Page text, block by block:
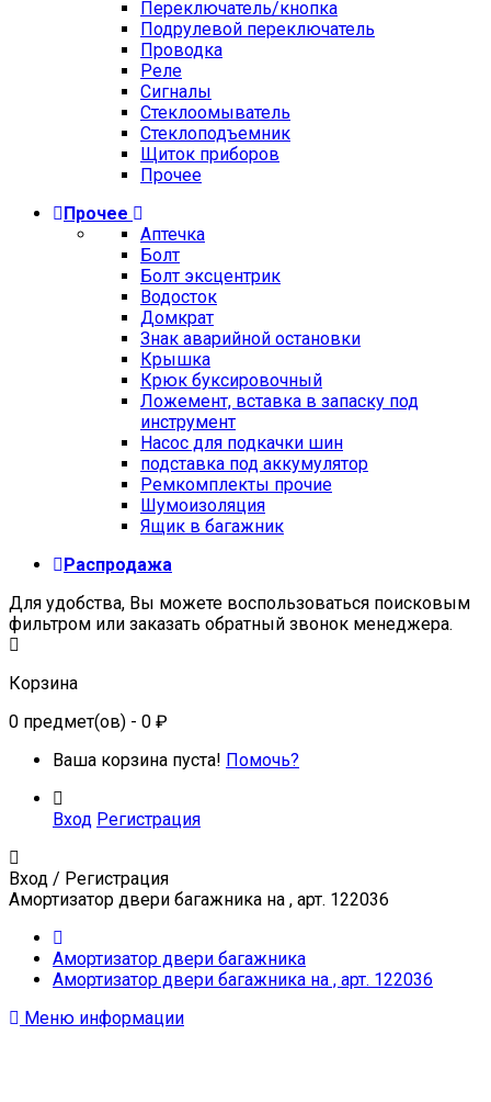
Переключатель/кнопка
Подрулевой переключатель
Проводка
Реле
Сигналы
Стеклоомыватель
Стеклоподъемник
Щиток приборов
Прочее
Прочее
Аптечка
Болт
Болт эксцентрик
Водосток
Домкрат
Знак аварийной остановки
Крышка
Крюк буксировочный
Ложемент, вставка в запаску под
инструмент
Насос для подкачки шин
подставка под аккумулятор
Ремкомплекты прочие
Шумоизоляция
Ящик в багажник
Распродажа
Для удобства, Вы можете воспользоваться поисковым
фильтром или заказать обратный звонок менеджера.
Корзина
0 предмет(ов) - 0 ₽
Ваша корзина пуста! Помочь?
Вход Регистрация
Вход / Регистрация
Амортизатор двери багажника на , арт. 122036
Амортизатор двери багажника
Амортизатор двери багажника на , арт. 122036
Меню информации